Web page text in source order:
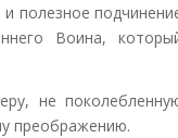
полезное
Воина,
не
преображению.